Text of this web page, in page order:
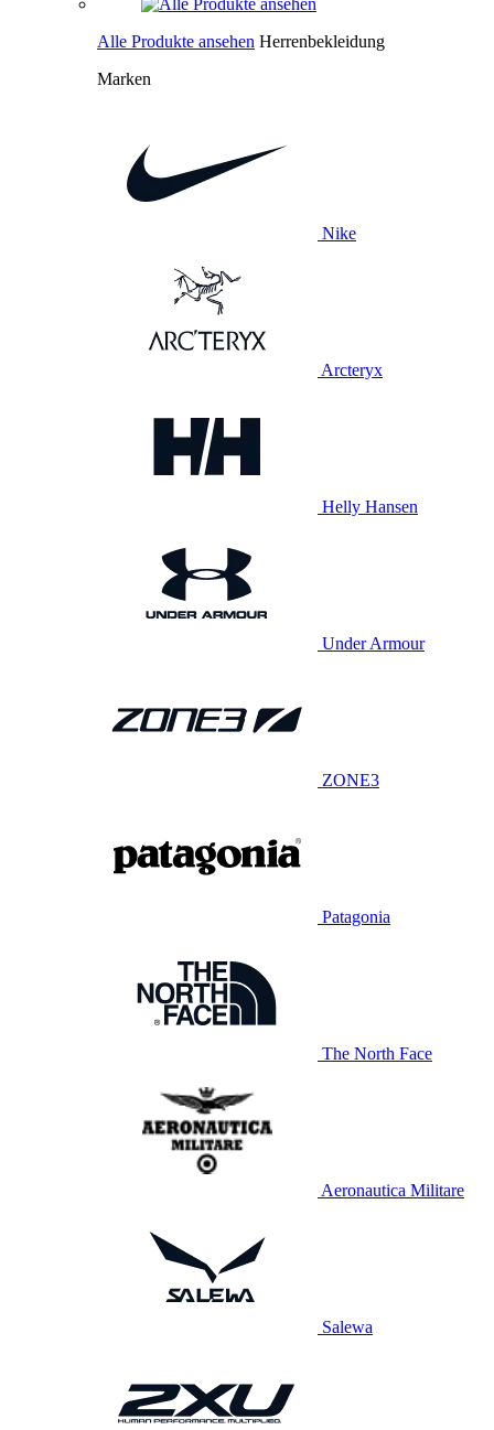
Alle Produkte ansehen Herrenbekleidung
Marken
Nike
Arcteryx
Helly Hansen
Under Armour
ZONE3
Patagonia
The North Face
Aeronautica Militare
Salewa